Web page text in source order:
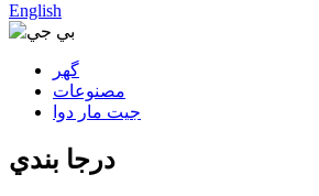
English
گھر
مصنوعات
جيت مار دوا
درجا بندي